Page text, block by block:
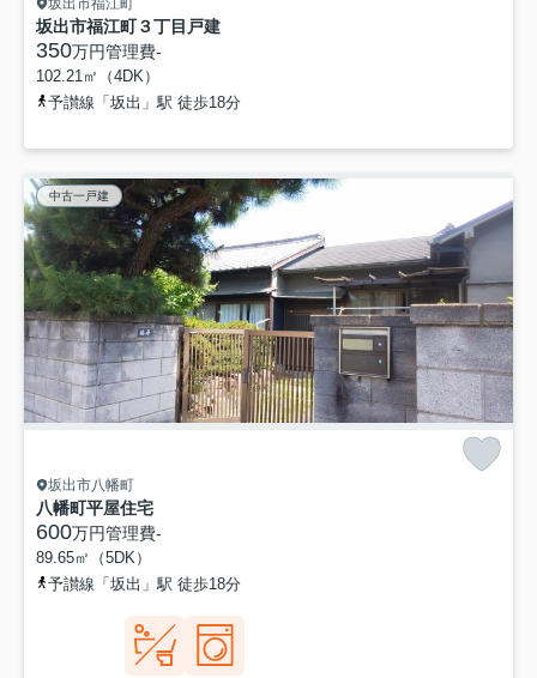
坂出市福江町３丁目戸建
350万円管理費-
102.21㎡（4DK）
予讃線「坂出」駅 徒歩18分
中古一戸建
坂出市八幡町
八幡町平屋住宅
600万円管理費-
89.65㎡（5DK）
予讃線「坂出」駅 徒歩18分